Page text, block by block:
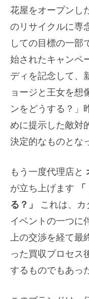
花屋をオープンし
のリサイクルに専
しての目標の一部
始されたキャンペ
ディを記念して、
ョージと王女を想
ンをどうする？」
めに提示した敵対
決定的なものとな
もう一度代理店と
が立ち上げます
る？」
これは、
イベントの一つに
上の交渉を経て
った買収プロセス
するものでもあっ